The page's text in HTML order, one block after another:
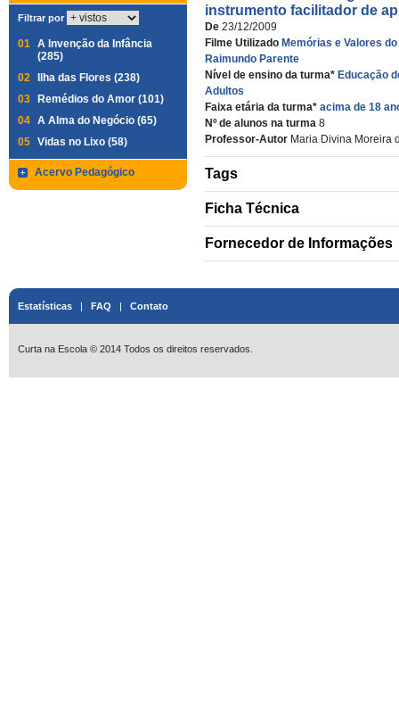
Filtrar por
01 A Invenção da Infância
(285)
02
Ilha das Flores (238)
03
Remédios do Amor (101)
04 A Alma do Negócio (65)
05 Vidas no Lixo (58)
Acervo Pedagógico
instrumento facilitador de
De 23/12/2009
Filme Utilizado Memórias e Valores
Raimundo Parente
Nível de ensino da turma* Educação
Adultos
Faixa etária da turma* acima de 18
Nº de alunos na turma 8
Professor-Autor Maria Divina Moreira
Tags
Ficha Técnica
Fornecedor de Informações
Estatísticas | FAQ | Contato
Curta na Escola © 2014 Todos os direitos reservados.